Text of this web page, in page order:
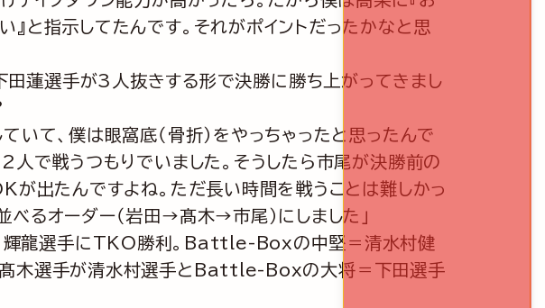
と指示してたんです。それがポイントだったかなと思
選手が3人抜きする形で決勝に勝ち上がってきまし
いて、僕は眼窩底（骨折）をやっちゃったと思ったんで
人で戦うつもりでいました。そうしたら市尾が決勝前の
が出たんですよね。ただ長い時間を戦うことは難しかっ
るオーダー（岩田→髙木→市尾）にしました」
選手にTKO勝利。Battle-Boxの中堅＝清水村健
髙木選手が清水村選手とBattle-Boxの大将＝下田選手